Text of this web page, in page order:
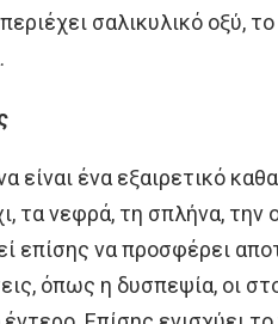
σαλικυλικό οξύ,
είναι ένα εξαιρετικό
τα νεφρά, τη σπλήνα, την
επίσης να προσφέρει
όπως η δυσπεψία, οι